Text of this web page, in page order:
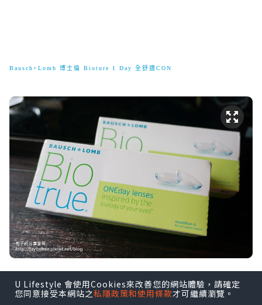
Bausch+Lomb 博士倫 Bioture 1 Day 全舒適CON
U Lifestyle 會使用Cookies來改善您的網站體驗，請確定
您同意接受本網站之私隱政策和使用條款才可繼續瀏覽。